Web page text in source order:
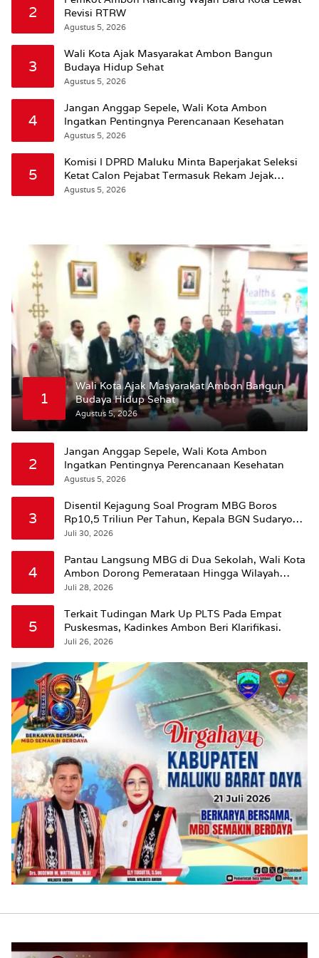
2
Revisi RTRW
Agustus 5, 2026
3
Wali Kota Ajak Masyarakat Ambon Bangun
Budaya Hidup Sehat
Agustus 5, 2026
4
Jangan Anggap Sepele, Wali Kota Ambon
Ingatkan Pentingnya Perencanaan Kesehatan
Agustus 5, 2026
5
Komisi I DPRD Maluku Minta Baperjakat Seleksi
Ketat Calon Pejabat Termasuk Rekam Jejak
Hukum
Agustus 5, 2026
1
Wali Kota Ajak Masyarakat Ambon Bangun
Budaya Hidup Sehat
Agustus 5, 2026
2
Jangan Anggap Sepele, Wali Kota Ambon
Ingatkan Pentingnya Perencanaan Kesehatan
Agustus 5, 2026
3
Disentil Kejagung Soal Program MBG Boros
Rp10,5 Triliun Per Tahun, Kepala BGN Sudaryono
Beri Penjelasan
Juli 30, 2026
4
Pantau Langsung MBG di Dua Sekolah, Wali Kota
Ambon Dorong Pemerataan Hingga Wilayah
Leitimur Selatan
Juli 28, 2026
5
Terkait Tudingan Mark Up PLTS Pada Empat
Puskesmas, Kadinkes Ambon Beri Klarifikasi.
Juli 26, 2026